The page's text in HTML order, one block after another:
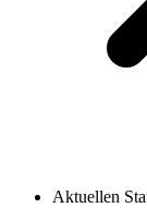
Aktuellen